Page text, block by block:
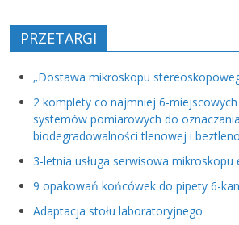
PRZETARGI
„Dostawa mikroskopu
2 komplety co najmniej 6-
systemów pomiarowych do
biodegradowalności tlenowej i
3-letnia usługa serwisowa
9 opakowań końcówek do pipety 6-
Adaptacja stołu laboratoryjnego